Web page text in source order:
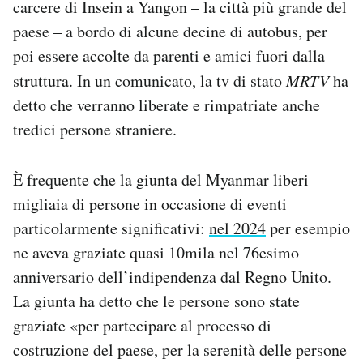
Notifiche mobile
Regala il Post
Hai bisogno di aiuto?
carcere di Insein a Yangon – la città più grande del
paese – a bordo di alcune decine di autobus, per
poi essere accolte da parenti e amici fuori dalla
struttura. In un comunicato, la tv di statoMRTVha
detto che verranno liberate e rimpatriate anche
tredici persone straniere.
È frequente che la giunta del Myanmar liberi
migliaia di persone in occasione di eventi
particolarmente significativi: nel 2024per esempio
ne aveva graziate quasi 10mila nel 76esimo
anniversario dell’indipendenza dal Regno Unito.
La giunta ha detto che le persone sono state
graziate «per partecipare al processo di
costruzione del paese, per la serenità delle persone